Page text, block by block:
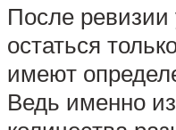
После
остаться
имеют
Ведь именно